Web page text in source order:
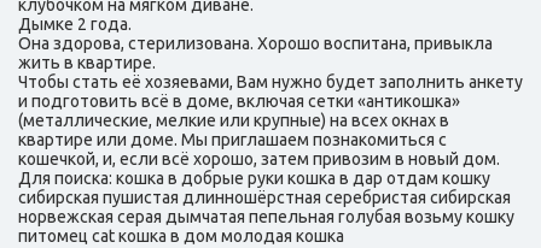
клубочком на мягком диване.
Дымке 2 года.
Она здорова, стерилизована. Хорошо воспитана, привыкла
жить в квартире.
Чтобы стать её хозяевами, Вам нужно будет заполнить анкету
и подготовить всё в доме, включая сетки «антикошка»
(металлические, мелкие или крупные) на всех окнах в
квартире или доме. Мы приглашаем познакомиться с
кошечкой, и, если всё хорошо, затем привозим в новый дом.
Для поиска: кошка в добрые руки кошка в дар отдам кошку
сибирская пушистая длинношёрстная серебристая сибирская
норвежская серая дымчатая пепельная голубая возьму кошку
питомец cat кошка в дом молодая кошка